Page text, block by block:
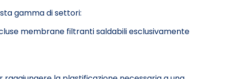
gamma di settori:
membrane filtranti saldabili esclusivamente